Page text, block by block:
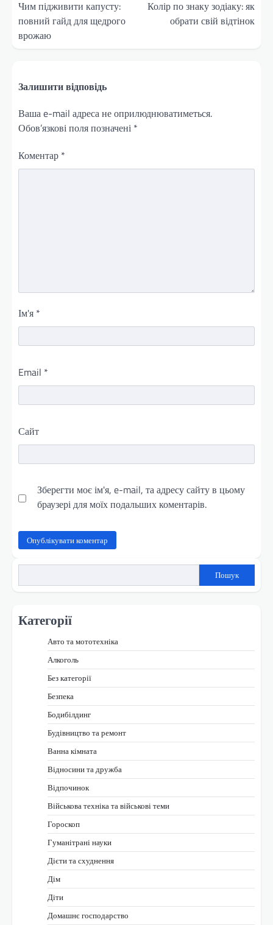
записів
Чим підживити капусту:
повний гайд для щедрого
врожаю
Колір по знаку зодіаку: як
обрати свій відтінок
Залишити відповідь
Ваша e-mail адреса не оприлюднюватиметься.
Обов’язкові поля позначені *
Коментар *
Ім'я *
Email *
Сайт
Зберегти моє ім'я, e-mail, та адресу сайту в цьому
браузері для моїх подальших коментарів.
Пошук
Категорії
Авто та мототехніка
Алкоголь
Без категорії
Безпека
Бодибілдинг
Будівництво та ремонт
Ванна кімната
Відносини та дружба
Відпочинок
Військова техніка та військові теми
Гороскоп
Гуманітрані науки
Дієти та схуднення
Дім
Діти
Домашнє господарство